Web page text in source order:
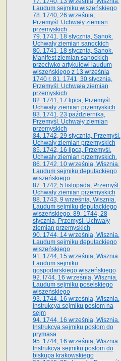
Laudum sejmiku wiszeńskiego
78. 1740, 26 września,
Przemyśl. Uchwały ziemian
przemyskich
79. 1741, 18 stycznia, Sanok.
Uchwały ziemian sanockich
80. 1741, 18 stycznia, Sanok.
Manifest ziemian sanockich
przeciwko artykułowi laudum
wiszeńskiego z 13 wrze­śnia
1740 r. 81. 1741, 30 stycznia,
Przemyśl. Uchwała ziemian
przemyskich
82. 1741, 17 lipca, Przemyśl.
Uchwały ziemian przemyskich
83. 1741, 23 października,
Przemyśl. Uchwały ziemian
przemyskich
84. 1742, 29 stycznia, Przemyśl.
Uchwały ziemian przemyskich
85. 1742, 16 lipca, Przemyśl.
Uchwały ziemian przemyskich.
86. 1742, 10 września, Wisznia.
Laudum sejmiku deputackiego
wiszeńskiego
87. 1742, 5 listopada, Przemyśl.
Uchwały ziemian przemyskich
88. 1743, 9 września, Wisznia.
Laudum sejmiku deputackiego
wiszeńskiego. 89. 1744, 28
stycznia, Przemyśl. Uchwały
ziemian przemyskich
90. 1744, 14 września, Wisznia.
Laudum sejmiku deputackiego
wiszeńskiego
91. 1744, 15 września, Wisznia.
Laudum sejmiku
gospodarskiego wiszeńskiego
92. l744, 16 września, Wisznia.
Laudum sejmiku poselskiego
wiszeńskiego
93. 1744, 16 września, Wisznia.
Instrukcya sejmiku posłom na
sejm
94. 1744, 16 września, Wisznia.
Instrukcya sejmiku posłom do
prymasa
95. 1744, 16 września, Wisznia.
Instrukcya sejmiku posłom do
biskupa krakowskiego